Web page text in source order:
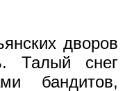
дворов
Талый снег
бандитов,